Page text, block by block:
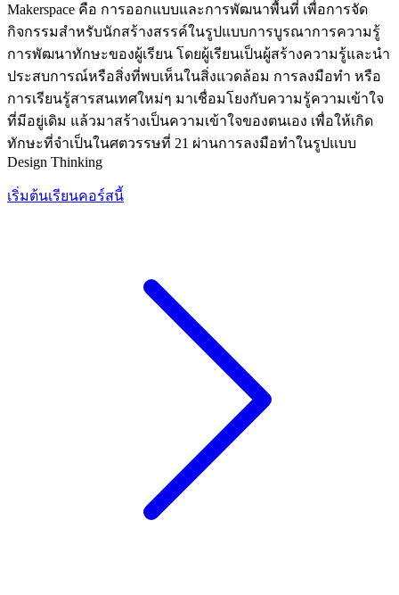
Makerspace คือ การออกแบบและการพัฒนาพื้นที่ เพื่อการจัด
กิจกรรมสำหรับนักสร้างสรรค์ในรูปแบบการบูรณาการความรู้
การพัฒนาทักษะของผู้เรียน โดยผู้เรียนเป็นผู้สร้างความรู้และนำ
ประสบการณ์หรือสิ่งที่พบเห็นในสิ่งแวดล้อม การลงมือทำ หรือ
การเรียนรู้สารสนเทศใหม่ๆ มาเชื่อมโยงกับความรู้ความเข้าใจ
ที่มีอยู่เดิม แล้วมาสร้างเป็นความเข้าใจของตนเอง เพื่อให้เกิด
ทักษะที่จำเป็นในศตวรรษที่ 21 ผ่านการลงมือทำในรูปแบบ
Design Thinking
เริ่มต้นเรียนคอร์สนี้